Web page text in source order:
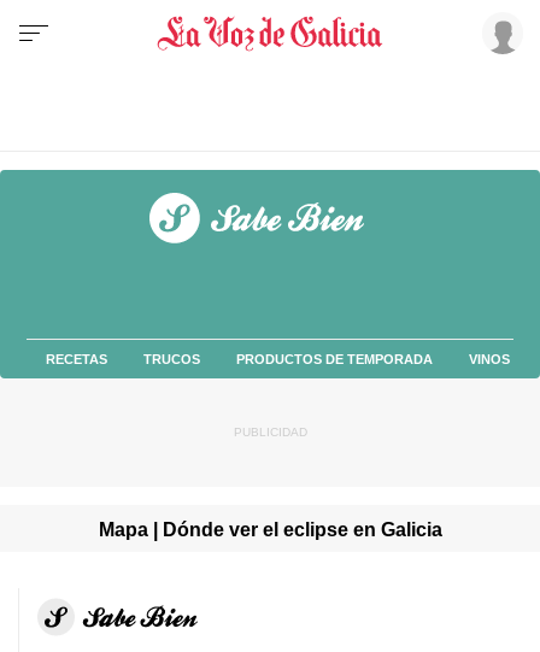
RECETAS TRUCOS PRODUCTOS DE TEMPORADA VINOS
Mapa | Dónde ver el eclipse en Galicia